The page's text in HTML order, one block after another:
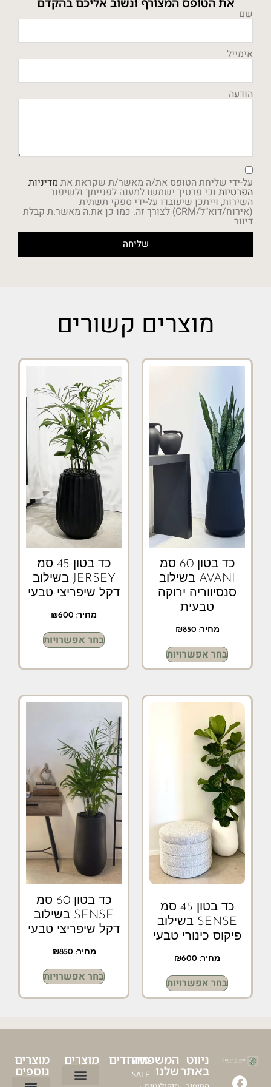
שם
אימייל
הודעה
על-ידי שליחת הטופס את/ה מאשר/ת שקראת את מדיניות
הפרטיות וכי פרטיך ישמשו למענה לפנייתך ולשיפור
השירות, וייתכן שיעובדו על-ידי ספקי תשתית
(אירוח/דוא״ל/CRM) לצורך זה. כמו כן את.ה מאשר.ת קבלת
דיוור
שליחה
מוצרים קשורים
כד בטון 60 סמ
AVANI בשילוב
סנסיווריה ירוקה
טבעית
מחיר: ₪850
בחר אפשרויות
כד בטון 45 סמ
JERSEY בשילוב
דקל שיפריצי טבעי
מחיר: ₪600
בחר אפשרויות
כד בטון 45 סמ
SENSE בשילוב
פיקוס כינורי טבעי
מחיר: ₪600
בחר אפשרויות
כד בטון 60 סמ
SENSE בשילוב
דקל שיפריצי טבעי
מחיר: ₪850
בחר אפשרויות
ניווט
באתר
המשפחה
שלנו
מיוחדים
SALE
מוצרים מוצרים
נוספים